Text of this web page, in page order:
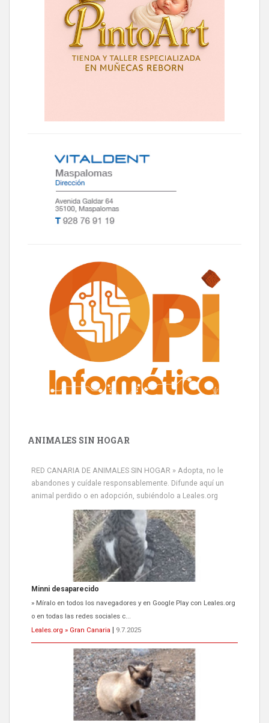
ANIMALES SIN HOGAR
RED CANARIA DE ANIMALES SIN HOGAR » Adopta, no le
abandones y cuídale responsablemente. Difunde aquí un
animal perdido o en adopción, subiéndolo a Leales.org
Leales.org » Gran Canaria
9.7.2025
Siami Perdida
Se llama Siami,es hembra de 4 años,esterilizada con marca de
oreja,cariñosa,mimosa pero miedosa,e...
Leales.org » Gran Canaria
9.7.2025